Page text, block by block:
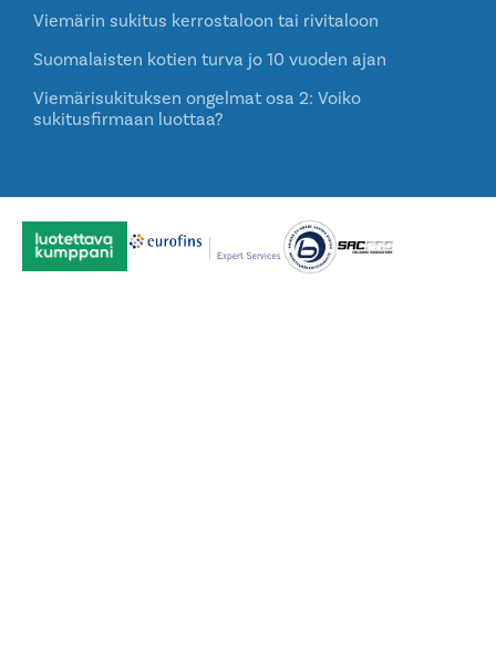
Viemärin sukitus kerrostaloon tai rivitaloon
Suomalaisten kotien turva jo 10 vuoden ajan
Viemärisukituksen ongelmat osa 2: Voiko
sukitusfirmaan luottaa?